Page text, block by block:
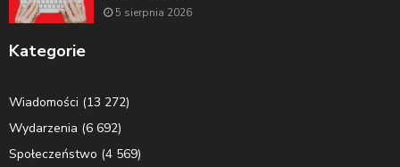
5 sierpnia 2026
Kategorie
Wiadomości (13 272)
Wydarzenia (6 692)
Społeczeństwo (4 569)